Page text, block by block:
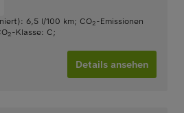
6,5 l/100 km; CO2-Emissionen
2-Klasse: C;
Details ansehen